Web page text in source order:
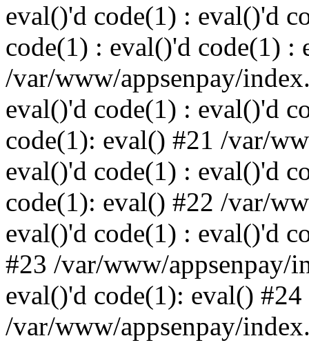
eval()'d code(1) : eval()'d
code(1) : eval()'d code(1) :
/var/www/appsenpay/
eval()'d code(1) : eval()'d
code(1): eval() #21 /var/
eval()'d code(1) : eval()'d
code(1): eval() #22 /var/
eval()'d code(1) : eval()'d
#23 /var/www/appsenpay/
eval()'d code(1): eval() #24
/var/www/appsenpay/